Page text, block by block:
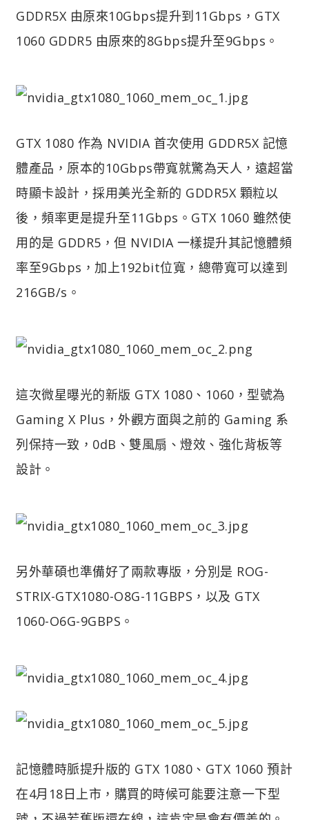
GDDR5X 由原來10Gbps提升到11Gbps，GTX
1060 GDDR5 由原來的8Gbps提升至9Gbps。
GTX 1080 作為 NVIDIA 首次使用 GDDR5X 記憶
體產品，原本的10Gbps帶寬就驚為天人，遠超當
時顯卡設計，採用美光全新的 GDDR5X 顆粒以
後，頻率更是提升至11Gbps。GTX 1060 雖然使
用的是 GDDR5，但 NVIDIA 一樣提升其記憶體頻
率至9Gbps，加上192bit位寬，總帶寬可以達到
216GB/s。
這次微星曝光的新版 GTX 1080、1060，型號為
Gaming X Plus，外觀方面與之前的 Gaming 系
列保持一致，0dB、雙風扇、燈效、強化背板等
設計。
另外華碩也準備好了兩款專版，分別是 ROG-
STRIX-GTX1080-O8G-11GBPS，以及 GTX
1060-O6G-9GBPS。
記憶體時脈提升版的 GTX 1080、GTX 1060 預計
在4月18日上市，購買的時候可能要注意一下型